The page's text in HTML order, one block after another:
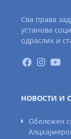
Сва права
установа
одраслих и
НОВОСТИ И
Обележен